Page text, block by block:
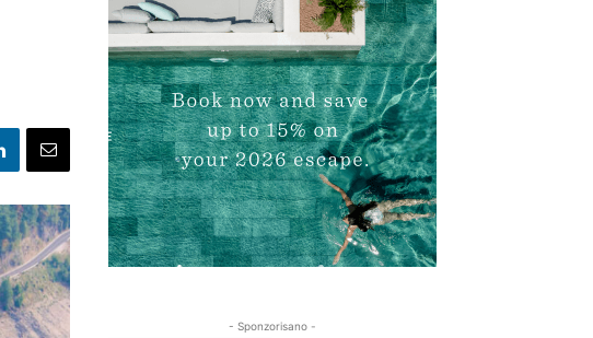
- Sponzorisano -